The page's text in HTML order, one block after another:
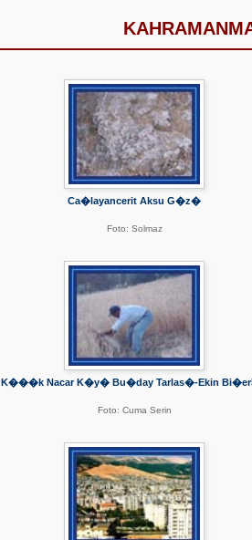
Ca�layancerit Aksu G�z�
Foto: Solmaz
K���k Nacar K�y� Bu�day Tarlas�-Ekin
Foto: Cuma Serin